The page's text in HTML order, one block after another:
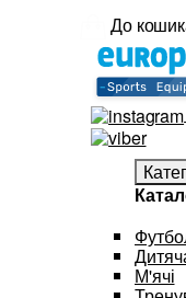
До
М'ячі